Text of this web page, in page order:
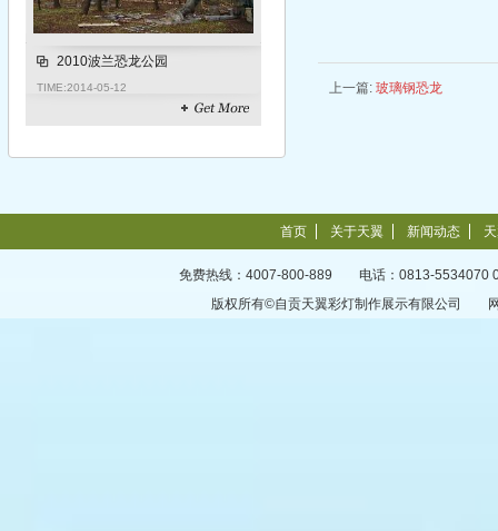
2010波兰恐龙公园
TIME:2014-05-12 上一篇:玻璃钢恐龙
首页 关于天翼 新闻动态
免费热线：4007-800-889 电话：0813-
版权所有©自贡天翼彩灯制作展示有限公司